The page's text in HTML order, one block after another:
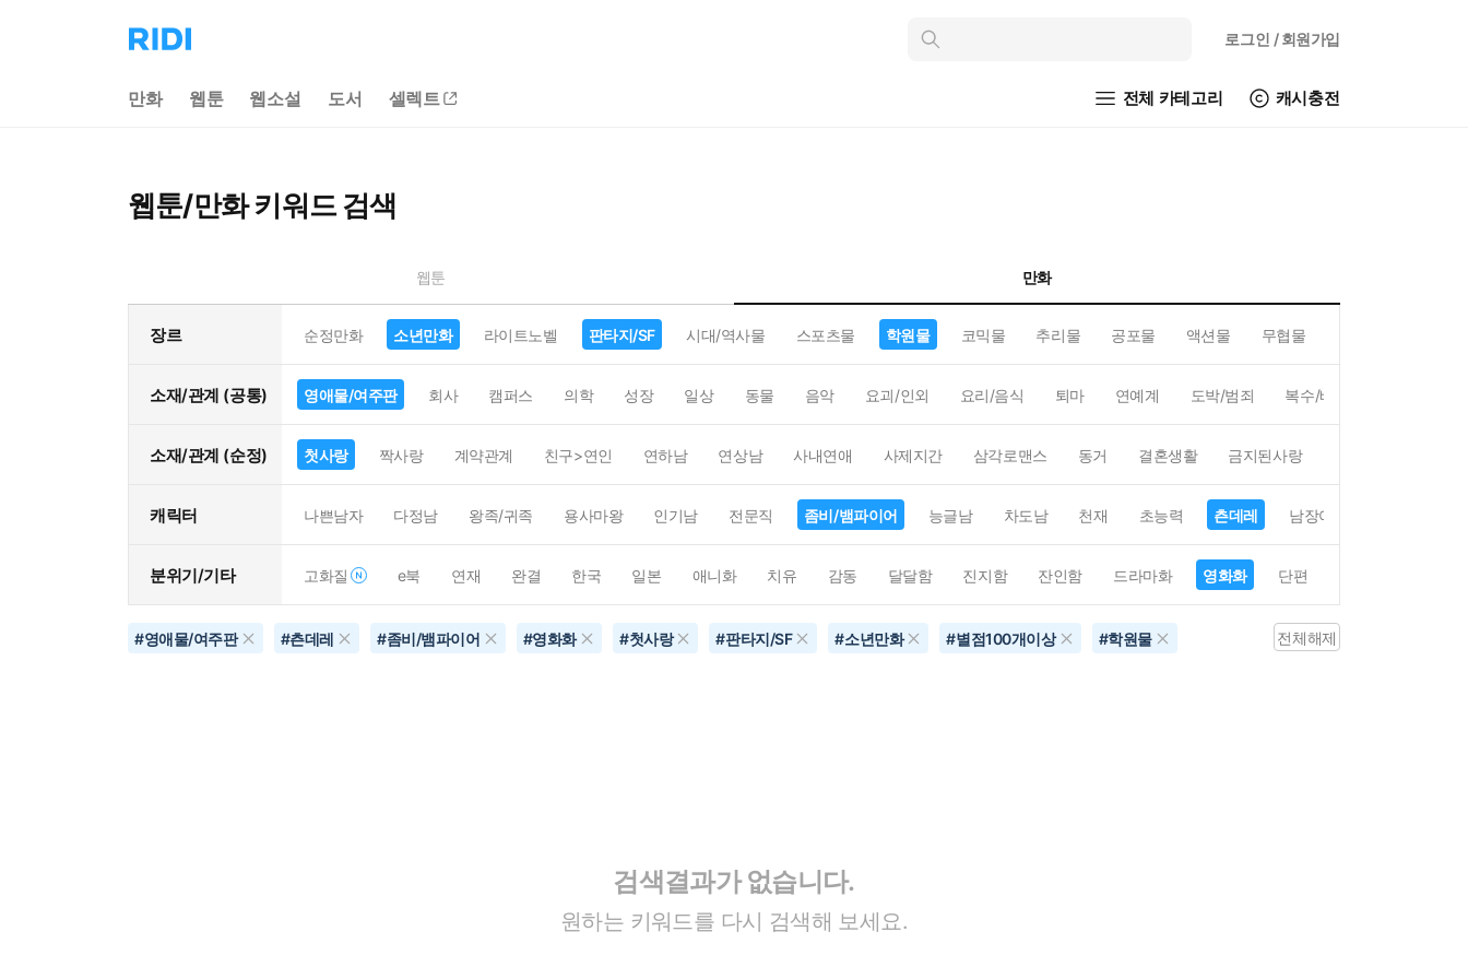
리
디
으
인
로그인 / 회원가입
만화 웹툰 웹소설 도서 셀렉트 전체 카테고리 캐시충전
웹툰/만화 키워드 검색
웹툰 만화
장르 순정만화 소년만화 라이트노벨 판타지/SF 시대/역사물 스포츠물 학원물 코믹물 추리물 공포물 액션물 무협물
소재/관계 (공통) 영애물/여주판 회사 캠퍼스 의학 성장 일상 동물 음악 요괴/인외 요리/음식 퇴마 연예계 도박/범죄 복수/배신
소재/관계 (순정) 첫사랑 짝사랑 계약관계 친구>연인 연하남 연상남 사내연애 사제지간 삼각로맨스 동거 결혼생활 금지된사랑
캐릭터 나쁜남자 다정남 왕족/귀족 용사마왕 인기남 전문직 좀비/뱀파이어 능글남 차도남 천재 초능력 츤데레 남장여자
분위기/기타 고화질 e북 연재 완결 한국 일본 애니화 치유 감동 달달함 진지함 잔인함 드라마화 영화화 단편
#영애물/여주판 #츤데레 #좀비/뱀파이어 #영화화 #첫사랑 #판타지/SF #소년만화 #별점100개이상 #학원물 전체해제
검색결과가 없습니다.
원하는 키워드를 다시 검색해 보세요.